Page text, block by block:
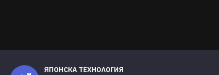
ЯПОНСКА ТЕХНОЛОГИЯ